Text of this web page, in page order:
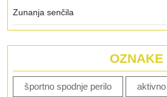
Zunanja senčila
OZNAKE
športno spodnje perilo